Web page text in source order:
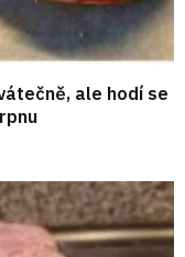
ale hodí se